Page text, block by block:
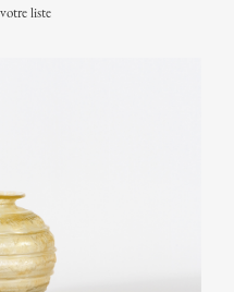
liste